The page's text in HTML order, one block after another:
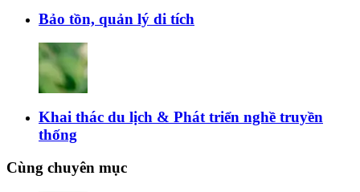
Bảo tồn, quản lý di tích
Khai thác du lịch & Phát triển nghề truyền
thống
Cùng chuyên mục